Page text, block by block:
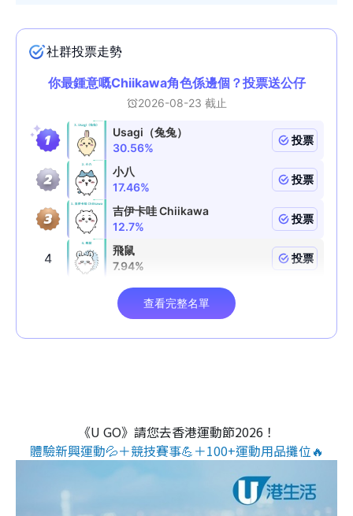
《U GO》請您去香港運動節2026！
體驗新興運動💦＋競技賽事💪＋100+運動用品攤位🔥